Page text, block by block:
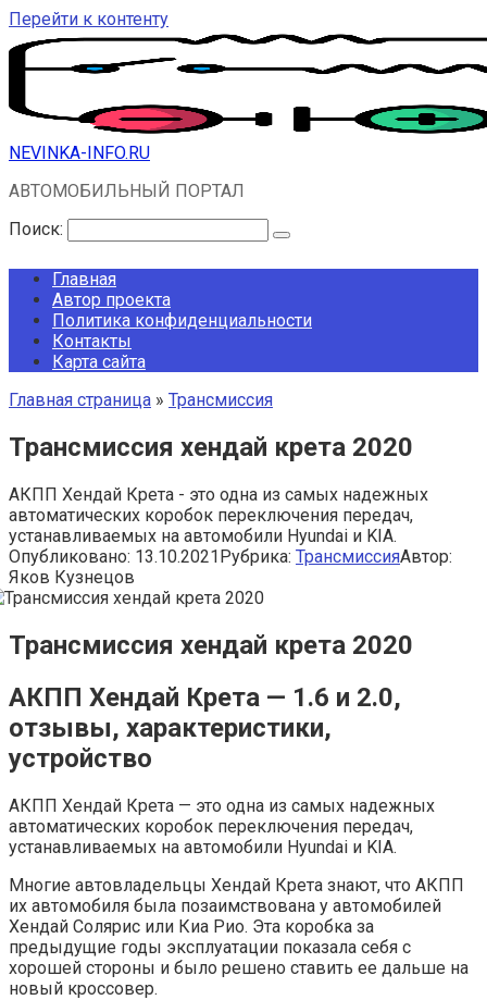
Перейти к контенту
NEVINKA-INFO.RU
АВТОМОБИЛЬНЫЙ ПОРТАЛ
Поиск:
Главная
Автор проекта
Политика конфиденциальности
Контакты
Карта сайта
Главная страница » Трансмиссия
Трансмиссия хендай крета 2020
АКПП Хендай Крета - это одна из самых надежных
автоматических коробок переключения передач,
устанавливаемых на автомобили Hyundai и KIA.
Опубликовано: 13.10.2021Рубрика: ТрансмиссияАвтор:
Яков Кузнецов
Трансмиссия хендай крета 2020
АКПП Хендай Крета — 1.6 и 2.0,
отзывы, характеристики,
устройство
АКПП Хендай Крета — это одна из самых надежных
автоматических коробок переключения передач,
устанавливаемых на автомобили Hyundai и KIA.
Многие автовладельцы Хендай Крета знают, что АКПП
их автомобиля была позаимствована у автомобилей
Хендай Солярис или Киа Рио. Эта коробка за
предыдущие годы эксплуатации показала себя с
хорошей стороны и было решено ставить ее дальше на
новый кроссовер.